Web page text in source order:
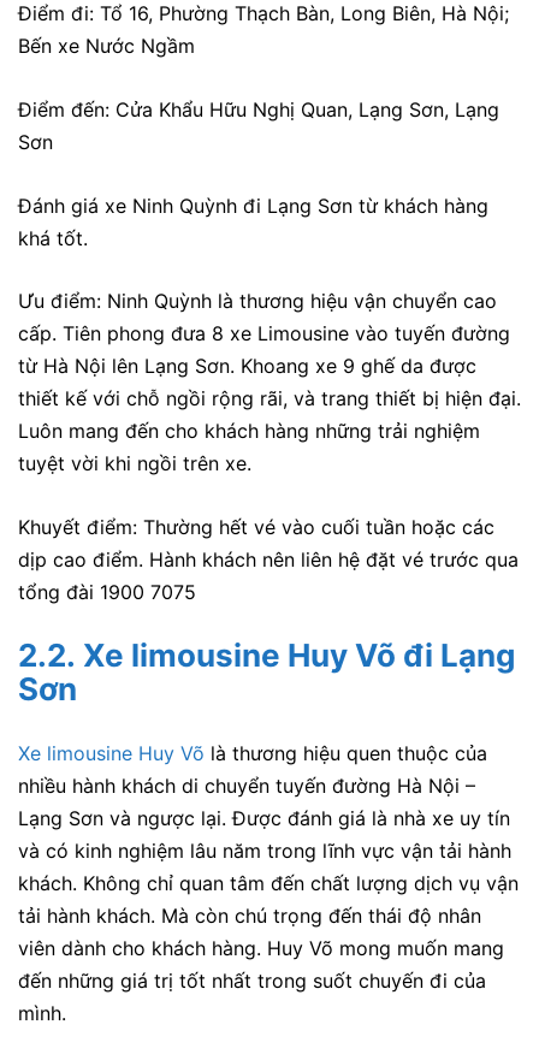
Điểm đi: Tổ 16, Phường Thạch Bàn, Long Biên, Hà Nội;
Bến xe Nước Ngầm
Điểm đến: Cửa Khẩu Hữu Nghị Quan, Lạng Sơn, Lạng
Sơn
Đánh giá xe Ninh Quỳnh đi Lạng Sơn từ khách hàng
khá tốt.
Ưu điểm: Ninh Quỳnh là thương hiệu vận chuyển cao
cấp. Tiên phong đưa 8 xe Limousine vào tuyến đường
từ Hà Nội lên Lạng Sơn. Khoang xe 9 ghế da được
thiết kế với chỗ ngồi rộng rãi, và trang thiết bị hiện đại.
Luôn mang đến cho khách hàng những trải nghiệm
tuyệt vời khi ngồi trên xe.
Khuyết điểm: Thường hết vé vào cuối tuần hoặc các
dịp cao điểm. Hành khách nên liên hệ đặt vé trước qua
tổng đài 1900 7075
2.2. Xe limousine Huy Võ đi Lạng
Sơn
Xe limousine Huy Võ là thương hiệu quen thuộc của
nhiều hành khách di chuyển tuyến đường Hà Nội –
Lạng Sơn và ngược lại. Được đánh giá là nhà xe uy tín
và có kinh nghiệm lâu năm trong lĩnh vực vận tải hành
khách. Không chỉ quan tâm đến chất lượng dịch vụ vận
tải hành khách. Mà còn chú trọng đến thái độ nhân
viên dành cho khách hàng. Huy Võ mong muốn mang
đến những giá trị tốt nhất trong suốt chuyến đi của
mình.